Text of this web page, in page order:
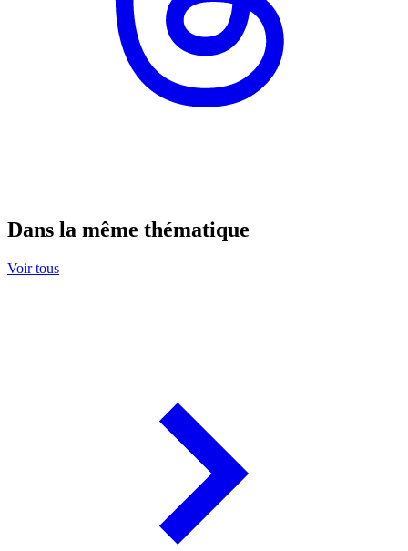
Dans la même thématique
Voir tous